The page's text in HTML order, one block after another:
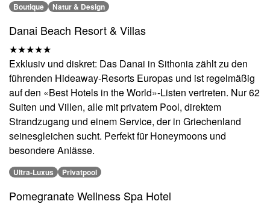
Boutique Natur & Design
Danai Beach Resort & Villas
★★★★★
Exklusiv und diskret: Das Danai in Sithonia zählt zu den
führenden Hideaway-Resorts Europas und ist regelmäßig
auf den «Best Hotels in the World»-Listen vertreten. Nur 62
Suiten und Villen, alle mit privatem Pool, direktem
Strandzugang und einem Service, der in Griechenland
seinesgleichen sucht. Perfekt für Honeymoons und
besondere Anlässe.
Ultra-Luxus Privatpool
Pomegranate Wellness Spa Hotel